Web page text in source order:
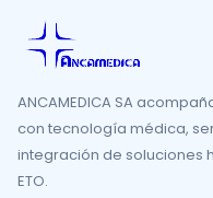
ANCAMEDICA SA
con tecnología médica,
integración de soluciones
ETO.